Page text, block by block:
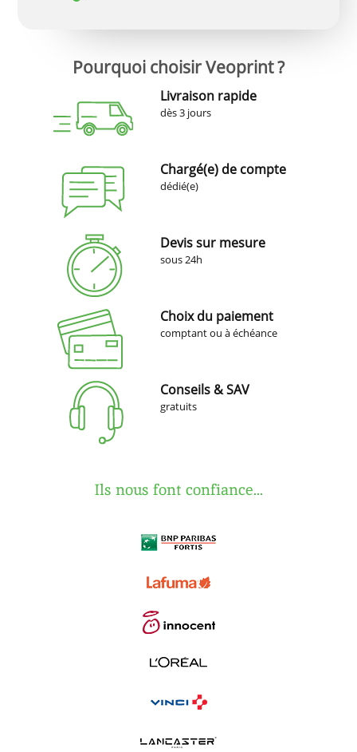
Pourquoi choisir Veoprint ?
Livraison rapide
dès 3 jours
Chargé(e) de compte
dédié(e)
Devis sur mesure
sous 24h
Choix du paiement
comptant ou à échéance
Conseils & SAV
gratuits
Ils nous font confiance...